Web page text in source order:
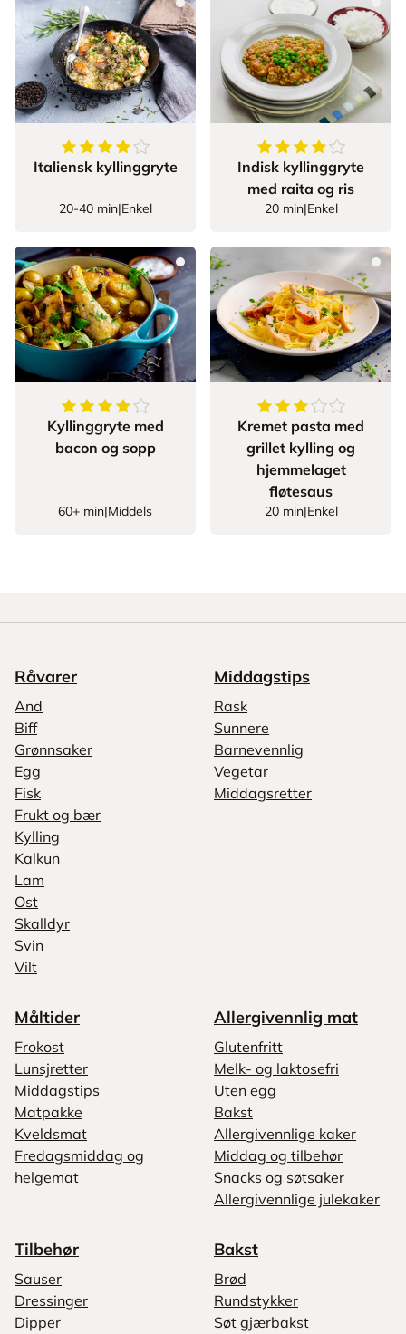
4.285714285714286
stjerner
Italiensk kyllinggryte
20-40 min|Enkel
4.5av5 stjerner
Indisk kyllinggryte
med raita og ris
20 min|Enkel
4.6av5 stjerner
Kyllinggryte med
bacon og sopp
60+ min|Middels
3av5stjerner
Kremet pasta med
grillet kylling og
hjemmelaget
fløtesaus
20 min|Enkel
Råvarer
And
Biff
Grønnsaker
Egg
Fisk
Frukt og bær
Kylling
Kalkun
Lam
Ost
Skalldyr
Svin
Vilt
Middagstips
Rask
Sunnere
Barnevennlig
Vegetar
Middagsretter
Måltider
Frokost
Lunsjretter
Middagstips
Matpakke
Kveldsmat
Fredagsmiddag og
helgemat
Allergivennlig mat
Glutenfritt
Melk- og laktosefri
Uten egg
Bakst
Allergivennlige kaker
Middag og tilbehør
Snacks og søtsaker
Allergivennlige julekaker
Tilbehør
Sauser
Dressinger
Dipper
Bakst
Brød
Rundstykker
Søt gjærbakst